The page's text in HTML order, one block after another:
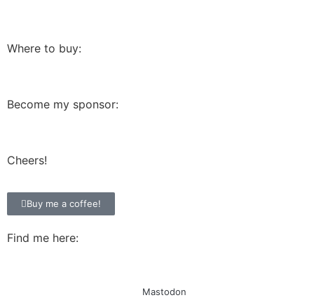
Where to buy:
Become my sponsor:
Cheers!
Buy me a coffee!
Find me here:
Mastodon